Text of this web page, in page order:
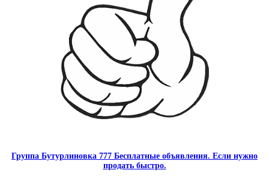
Группа Бутурлиновка 777 Бесплатные объявления. Если нужно
продать быстро.